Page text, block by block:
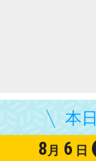
8月 6 日